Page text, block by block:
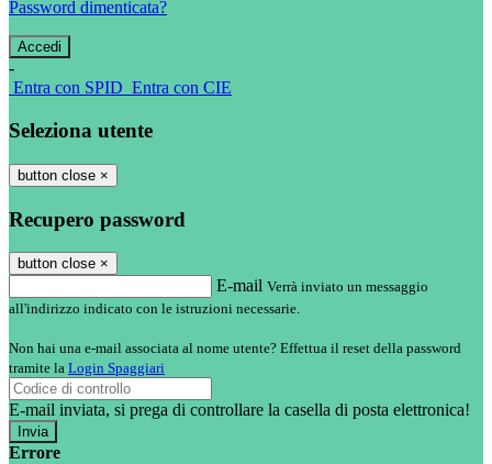
Password dimenticata?
-
Entra con SPID Entra con CIE
Seleziona utente
button close ×
Recupero password
button close ×
E-mail Verrà inviato un messaggio
all'indirizzo indicato con le istruzioni necessarie.
Non hai una e-mail associata al nome utente? Effettua il reset della password
tramite la Login Spaggiari
E-mail inviata, si prega di controllare la casella di posta elettronica!
Errore